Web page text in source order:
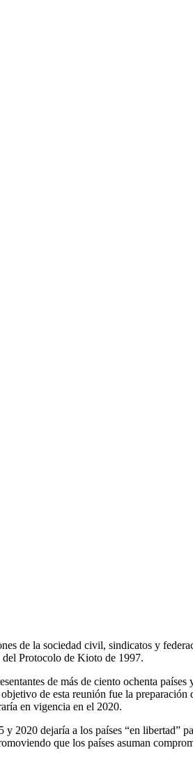
de la sociedad civil, sindicatos y
Protocolo de Kioto de 1997.
de más de ciento ochenta
de esta reunión fue la
en vigencia en el 2020.
2020 dejaría a los países “en libertad”
que los países asuman